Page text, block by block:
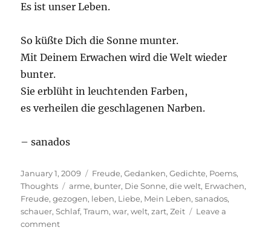
Es ist unser Leben.
So küßte Dich die Sonne munter.
Mit Deinem Erwachen wird die Welt wieder
bunter.
Sie erblüht in leuchtenden Farben,
es verheilen die geschlagenen Narben.
– sanados
Posted
on
January 1, 2009 Categories
Freude,Gedanken,Gedichte, Poems,
Thoughts
Tags
arme, bunter, Die Sonne,die welt, Erwachen,
Freude,gezogen, leben, Liebe, Mein Leben,sanados,
schauer,Schlaf,Traum,war,welt,zart,Zeit
Leave a
commenton